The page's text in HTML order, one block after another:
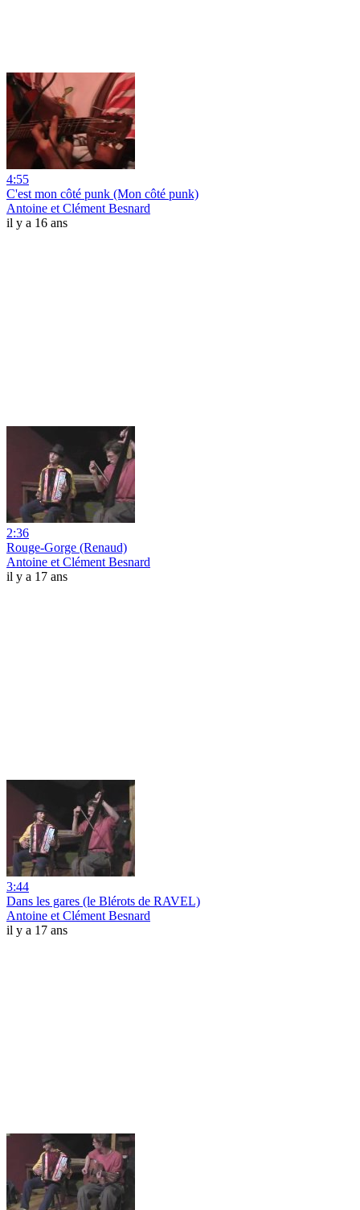
4:55
C'est mon côté punk (Mon côté punk)
Antoine et Clément Besnard
il y a 16 ans
2:36
Rouge-Gorge (Renaud)
Antoine et Clément Besnard
il y a 17 ans
3:44
Dans les gares (le Blérots de RAVEL)
Antoine et Clément Besnard
il y a 17 ans